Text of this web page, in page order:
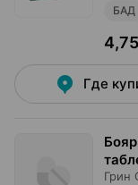
БАД
Где
Грин